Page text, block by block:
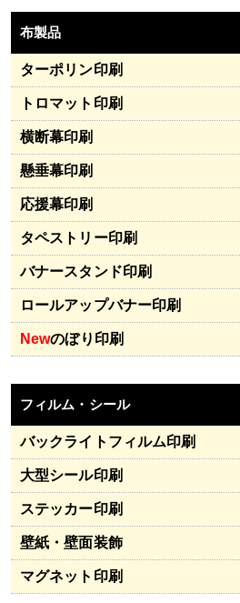
布製品
ターポリン印刷
トロマット印刷
横断幕印刷
懸垂幕印刷
応援幕印刷
タペストリー印刷
バナースタンド印刷
ロールアップバナー印刷
Newのぼり印刷
フィルム・シール
バックライトフィルム印刷
大型シール印刷
ステッカー印刷
壁紙・壁面装飾
マグネット印刷